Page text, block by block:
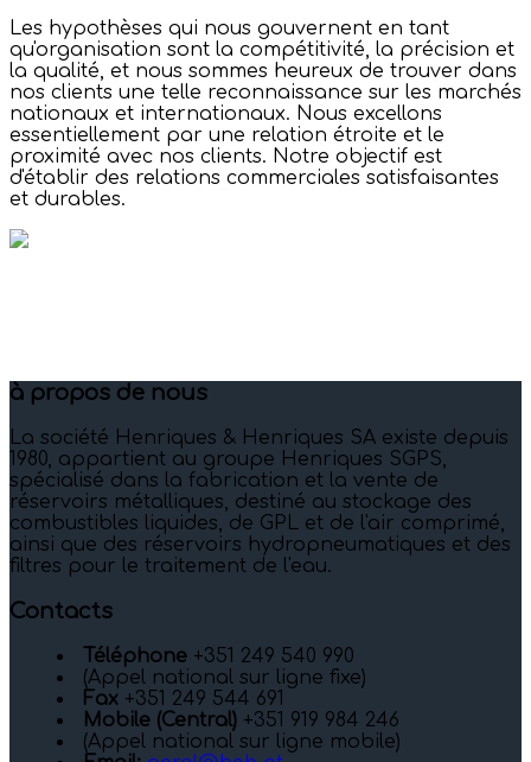
Les hypothèses qui nous gouvernent en tant
qu'organisation sont la compétitivité, la précision et
la qualité, et nous sommes heureux de trouver dans
nos clients une telle reconnaissance sur les marchés
nationaux et internationaux. Nous excellons
essentiellement par une relation étroite et le
proximité avec nos clients. Notre objectif est
d'établir des relations commerciales satisfaisantes
et durables.
à propos de nous
La société Henriques & Henriques SA existe depuis
1980, appartient au groupe Henriques SGPS,
spécialisé dans la fabrication et la vente de
réservoirs métalliques, destiné au stockage des
combustibles liquides, de GPL et de l'air comprimé,
ainsi que des réservoirs hydropneumatiques et des
filtres pour le traitement de l'eau.
Contacts
Téléphone +351 249 540 990
(Appel national sur ligne fixe)
Fax +351 249 544 691
Mobile (Central) +351 919 984 246
(Appel national sur ligne mobile)